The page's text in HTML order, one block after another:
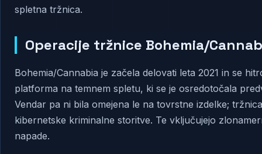
spletna tržnica.
Operacije tržnice Bohemia/
Bohemia/Cannabia je začela delovati leta 2021 in se
platforma na temnem spletu, ki se je osredotočala
Vendar pa ni bila omejena le na tovrstne izdelke;
kibernetske kriminalne storitve. Te vključujejo
napade.